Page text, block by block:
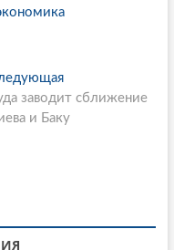
л
е
заводит сближение
и Баку